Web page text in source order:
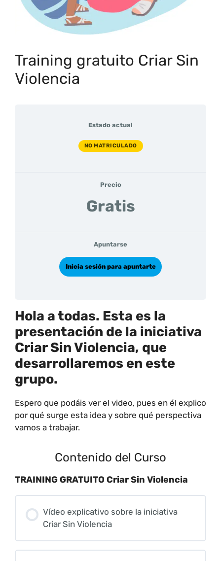
Training gratuito Criar Sin
Violencia
Estado actual
NO MATRICULADO
Precio
Gratis
Apuntarse
Inicia sesión para apuntarte
Hola a todas. Esta es la
presentación de la iniciativa
Criar Sin Violencia, que
desarrollaremos en este
grupo.
Espero que podáis ver el video, pues en él explico
por qué surge esta idea y sobre qué perspectiva
vamos a trabajar.
Contenido del Curso
TRAINING GRATUITO Criar Sin Violencia
Vídeo explicativo sobre la iniciativa
Criar Sin Violencia